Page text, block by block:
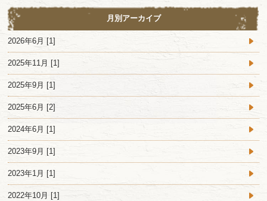
月別アーカイブ
2026年6月 [1]
2025年11月 [1]
2025年9月 [1]
2025年6月 [2]
2024年6月 [1]
2023年9月 [1]
2023年1月 [1]
2022年10月 [1]